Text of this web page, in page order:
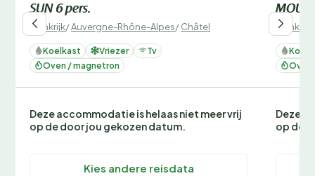
SUN 6 pers.
Frankrijk/Auvergne-Rhône-Alpes/Châtel
Koelkast Vriezer
Tv
Oven / magnetron
Deze accommodatie is helaas niet meer vrij
op de door jou gekozen datum.
Kies andere reisdata
Frankrijk
Oven
Deze
op de